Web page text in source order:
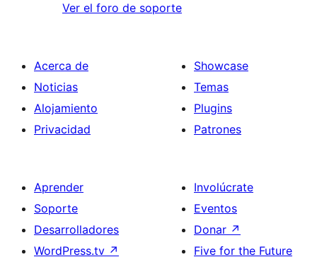
Ver el foro de soporte
Acerca de
Noticias
Alojamiento
Privacidad
Showcase
Temas
Plugins
Patrones
Aprender
Soporte
Desarrolladores
WordPress.tv ↗
Involúcrate
Eventos
Donar ↗
Five for the Future